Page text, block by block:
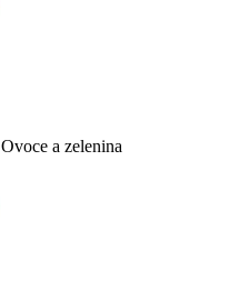
Ovoce a zelenina